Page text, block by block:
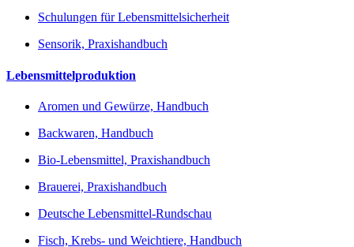
Schulungen für Lebensmittelsicherheit
Sensorik, Praxishandbuch
Lebensmittelproduktion
Aromen und Gewürze, Handbuch
Backwaren, Handbuch
Bio-Lebensmittel, Praxishandbuch
Brauerei, Praxishandbuch
Deutsche Lebensmittel-Rundschau
Fisch, Krebs- und Weichtiere, Handbuch